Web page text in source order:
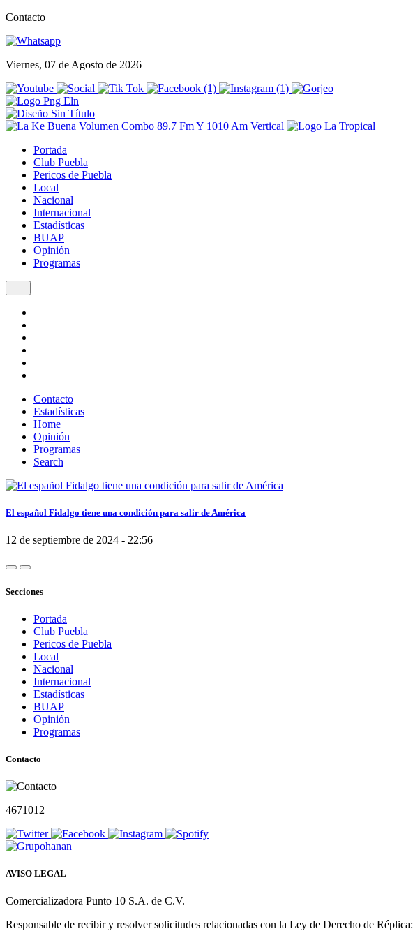
Contacto
Viernes, 07 de Agosto de 2026
Portada
Club Puebla
Pericos de Puebla
Local
Nacional
Internacional
Estadísticas
BUAP
Opinión
Programas
Contacto
Estadísticas
Home
Opinión
Programas
Search
El español Fidalgo tiene una condición para salir de América
12 de septiembre de 2024 - 22:56
Secciones
Portada
Club Puebla
Pericos de Puebla
Local
Nacional
Internacional
Estadísticas
BUAP
Opinión
Programas
Contacto
4671012
AVISO LEGAL
Comercializadora Punto 10 S.A. de C.V.
Responsable de recibir y resolver solicitudes relacionadas con la Ley de Derecho de Réplica: